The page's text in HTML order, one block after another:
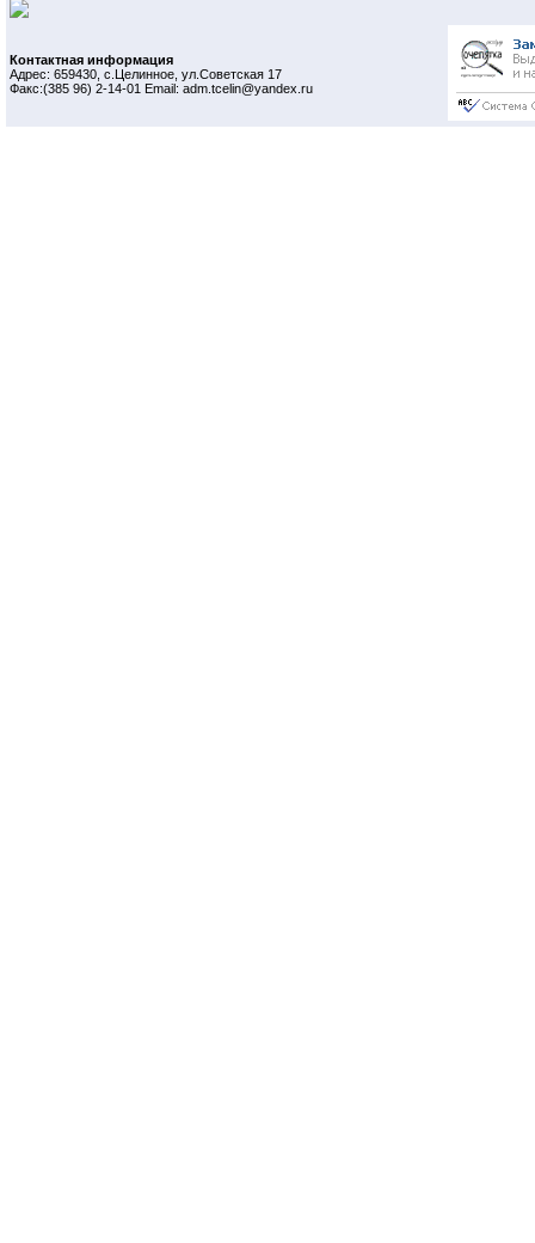
Контактная информация
Адрес: 659430, с.Целинное, ул.Советская 17
Факс:(385 96) 2-14-01 Email: adm.tcelin@yandex.ru